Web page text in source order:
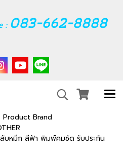
: 083-662-8888
Product Brand
บหมึก สีฟ้า พิมพ์คมชัด รับประกัน